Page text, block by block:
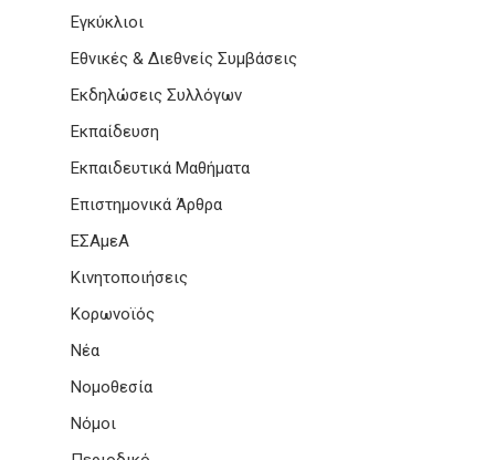
Εγκύκλιοι
Εθνικές & Διεθνείς Συμβάσεις
Εκδηλώσεις Συλλόγων
Εκπαίδευση
Εκπαιδευτικά Μαθήματα
Επιστημονικά Άρθρα
ΕΣΑμεΑ
Κινητοποιήσεις
Κορωνοϊός
Νέα
Νομοθεσία
Νόμοι